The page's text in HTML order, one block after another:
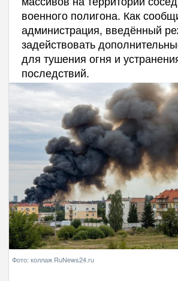
военного полигона. Как
администрация, введённый
задействовать
для тушения огня и
последствий.
Фото: коллаж RuNews24.ru